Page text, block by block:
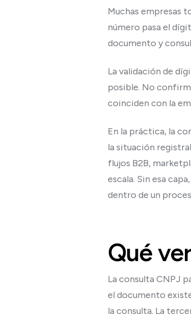
Muchas empresas
número pasa el
documento y
La validación de
posible. No
coinciden con la
En la práctica, la
la situación
flujos B2B,
escala. Sin esa
dentro de un
Qué
La consulta CNPJ
el documento
la consulta. La